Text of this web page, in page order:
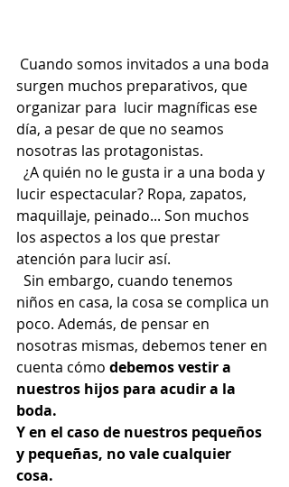
surgen muchos preparativos, que
organizar para  lucir magníficas ese
día, a pesar de que no seamos
nosotras las protagonistas.
lucir espectacular? Ropa, zapatos,
maquillaje, peinado... Son muchos
los aspectos a los que prestar
atención para lucir así.
niños en casa, la cosa se complica un
poco. Además, de pensar en
nosotras mismas, debemos tener en
cuenta cómo debemos vestir a
nuestros hijos para acudir a la
Y en el caso de nuestros pequeños
y pequeñas, no vale cualquier
cosa.